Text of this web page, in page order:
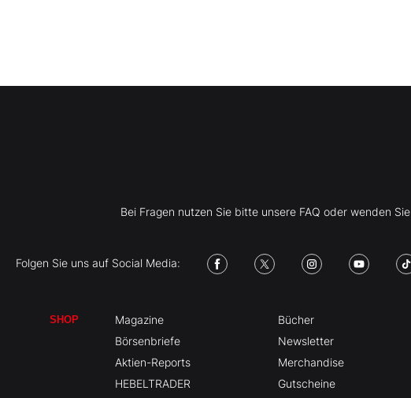
Bei Fragen nutzen Sie bitte unsere FAQ oder wenden
Folgen Sie uns auf Social Media:
SHOP
Magazine
Börsenbriefe
Aktien-Reports
HEBELTRADER
Bücher
Newsletter
Merchandise
Gutscheine